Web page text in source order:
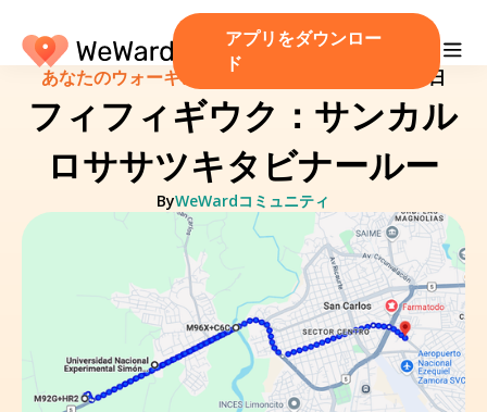
アプリをダウンロー
ド
あなたのウォーキングルート！ 2025 年 4 月 20 日
フィフィギウク：サンカル
ロササツキタビナールー
ByWeWardコミュニティ